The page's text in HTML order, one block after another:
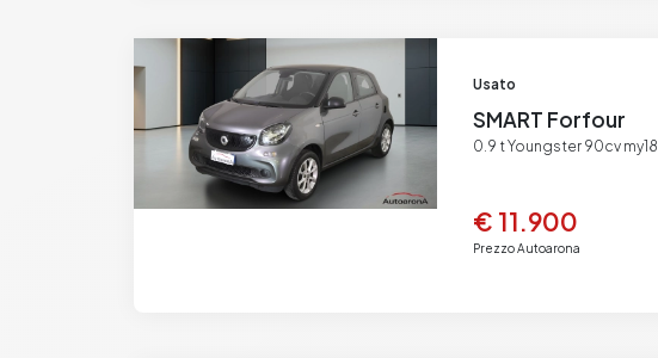
Usato
SMART Forfour
0.9 t Youngster 90cv my18
€ 11.900
Prezzo Autoarona